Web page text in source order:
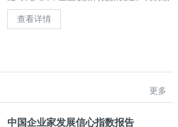
心竞争力？
查看详情
更多
中国企业家发展信心指数报告